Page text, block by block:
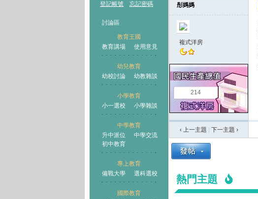
登記帳號 忘記密碼
討論區
教育王國
教育講場
使用意見
幼兒教育
幼校討論
幼教雜談
小學教育
小一選校
小學雜談
中學教育
升中派位
中學交流
初中教育
專上教育
備戰大學
選科選校
國際教育
王國
彤媽媽
複式洋房
214
‹ 上一主題
下一主題 ›
熱門主題